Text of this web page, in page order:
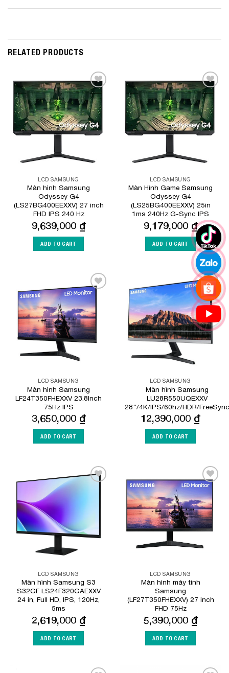
RELATED PRODUCTS
Add to
Wishlist
LCD SAMSUNG
Màn hình Samsung
Odyssey G4
(LS27BG400EEXXV) 27 inch
FHD IPS 240 Hz
9,639,000 ₫
ADD TO CART
Add to
Wishlist
LCD SAMSUNG
Màn Hình Game Samsung
Odyssey G4
(LS25BG400EEXXV) 25in
1ms 240Hz G-Sync IPS
9,179,000 ₫
ADD TO CART
Add to
Wishlist
LCD SAMSUNG
Màn hình Samsung
LF24T350FHEXXV 23.8Inch
75Hz IPS
3,650,000 ₫
ADD TO CART
Add to
Wishlist
LCD SAMSUNG
Màn hình Samsung
LU28R550UQEXXV
28″/4K/IPS/60hz/HDR/FreeSync
12,390,000 ₫
ADD TO CART
LCD SAMSUNG
Màn hình Samsung S3
S32GF LS24F320GAEXXV
24 in, Full HD, IPS, 120Hz,
5ms
2,619,000 ₫
ADD TO CART
Add to
Wishlist
LCD SAMSUNG
Màn hình máy tính
Samsung
(LF27T350FHEXXV) 27 inch
FHD 75Hz
5,390,000 ₫
ADD TO CART